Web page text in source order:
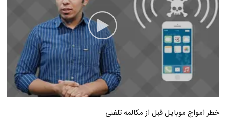
خطر امواج موبایل قبل از مکالمه تلفنی